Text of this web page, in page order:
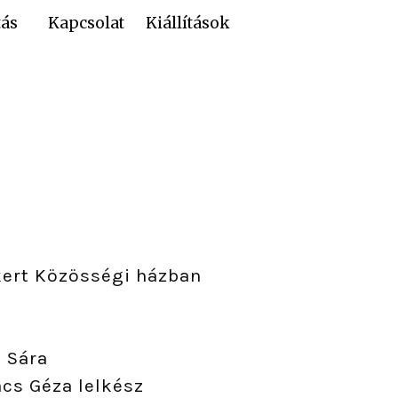
Kapcsolat Kiállítások
Közösségi házban
Géza lelkész